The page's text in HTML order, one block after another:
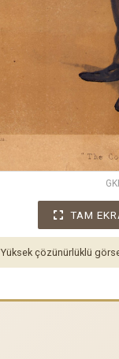
TAM
Yüksek çözünürlüklü